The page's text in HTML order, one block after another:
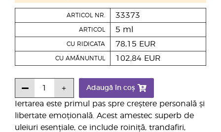
Iertarea este primul pas spre creștere personală și
libertate emoțională. Acest amestec superb de
uleiuri esențiale, ce include roiniță, trandafiri,
ARTICOL NR. 33373
ARTICOL 5 ml
CU RIDICATA 78,15 EUR
CU AMĂNUNTUL 102,84 EUR
Adaugă în coș